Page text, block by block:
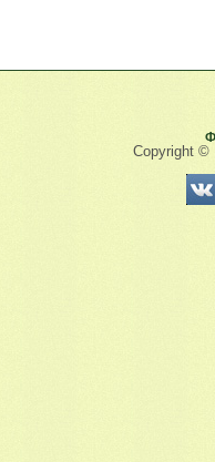
Copyright ©